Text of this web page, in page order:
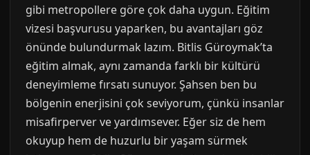
gibi metropollere göre çok daha uygun. Eğitim
vizesi başvurusu yaparken, bu avantajları göz
önünde bulundurmak lazım. Bitlis Güroymak’ta
eğitim almak, aynı zamanda farklı bir kültürü
deneyimleme fırsatı sunuyor. Şahsen ben bu
bölgenin enerjisini çok seviyorum, çünkü insanlar
misafirperver ve yardımsever. Eğer siz de hem
okuyup hem de huzurlu bir yaşam sürmek